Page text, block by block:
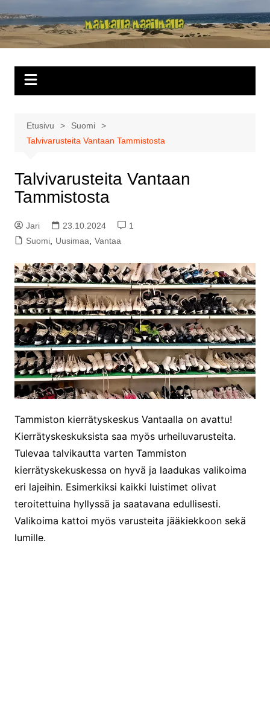
sisältöön
Matkalla
maailmalla
Etusivu
Suomi
Talvivarusteita Vantaan Tammistosta
Talvivarusteita Vantaan
Tammistosta
Jari 23.10.2024
1
Suomi, Uusimaa Vantaa
Tammiston kierrätyskeskus Vantaalla on avattu!
Kierrätyskeskuksista saa myös urheiluvarusteita.
Tulevaa talvikautta varten Tammiston
kierrätyskekuskessa on hyvä ja laadukas valikoima
eri lajeihin. Esimerkiksi kaikki luistimet olivat
teroitettuina hyllyssä ja saatavana edullisesti.
Valikoima kattoi myös varusteita jääkiekkoon sekä
lumille.